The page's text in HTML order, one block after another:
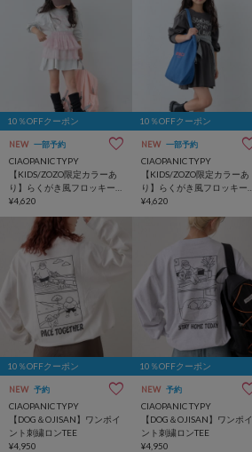
10％OFFクーポン
NEW 一部予約
CIAOPANIC TYPY
【KIDS/ZOZO限定カラーあ
り】らくがき風フロッキー
ロゴミニワンピチュニック
¥4,620
10％OFFクーポン
NEW 一部予約
CIAOPANIC TYPY
【KIDS/ZOZO限定カラーあ
り】らくがき風フロッキー
ロゴミニワンピチュニック
¥4,620
10％OFFクーポン
NEW 予約
CIAOPANIC TYPY
【DOG＆OJISAN】ワンポイ
ント刺繍ロンTEE
¥4,950
10％OFFクーポン
NEW 予約
CIAOPANIC TYPY
【DOG＆OJISAN】ワンポイ
ント刺繍ロンTEE
¥4,950